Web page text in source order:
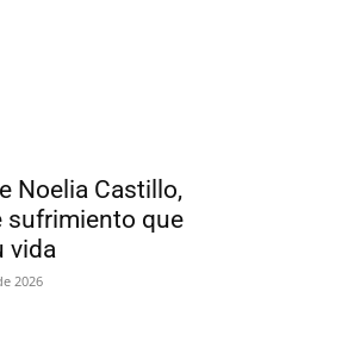
Noelia Castillo,
sufrimiento que
vida
2026